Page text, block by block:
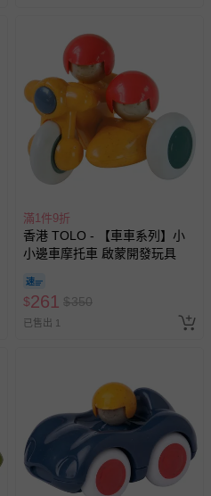
滿1件9折
香港 TOLO - 【車車系列】小
小邊車摩托車 啟蒙開發玩具
$261 $350
已售出 1